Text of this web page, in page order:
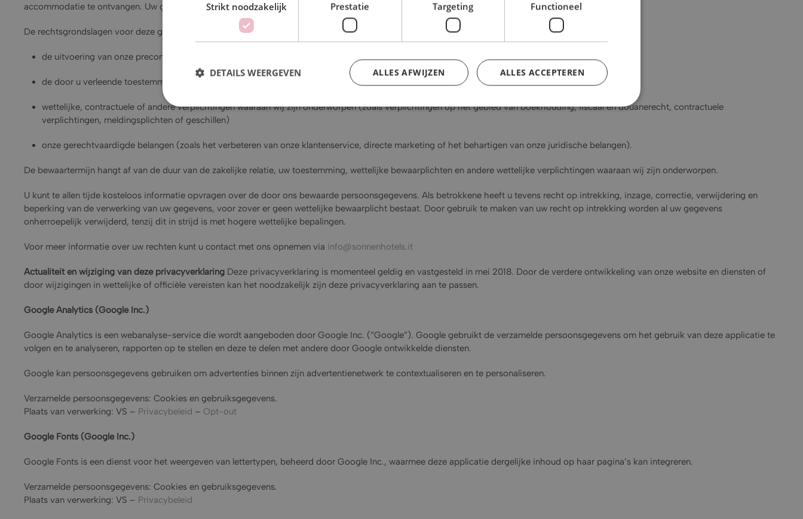
accommodatie te ontvangen. Uw gegevens worden niet gebruikt voor geautomatiseerde besluitvorming, inclusief profilering.
De rechtsgrondslagen voor deze gegevensverwerkingen zijn:
de uitvoering van onze precontractuele en contractuele verplichtingen jegens u
de door u verleende toestemming
wettelijke, contractuele of andere verplichtingen waaraan wij zijn onderworpen (zoals verplichtingen op het gebied van boekhouding, fiscaal en douanerecht, contractuele
verplichtingen, meldingsplichten of geschillen)
onze gerechtvaardigde belangen (zoals het verbeteren van onze klantenservice, directe marketing of het behartigen van onze juridische belangen).
De bewaartermijn hangt af van de duur van de zakelijke relatie, uw toestemming, wettelijke bewaarplichten en andere wettelijke verplichtingen waaraan wij zijn onderworpen.
U kunt te allen tijde kosteloos informatie opvragen over de door ons bewaarde persoonsgegevens. Als betrokkene heeft u tevens recht op intrekking, inzage, correctie, verwijdering en
beperking van de verwerking van uw gegevens, voor zover er geen wettelijke bewaarplicht bestaat. Door gebruik te maken van uw recht op intrekking worden al uw gegevens
onherroepelijk verwijderd, tenzij dit in strijd is met hogere wettelijke bepalingen.
Voor meer informatie over uw rechten kunt u contact met ons opnemen via info@sonnenhotels.it
Actualiteit en wijziging van deze privacyverklaring Deze privacyverklaring is momenteel geldig en vastgesteld in mei 2018. Door de verdere ontwikkeling van onze website en diensten of
door wijzigingen in wettelijke of officiële vereisten kan het noodzakelijk zijn deze privacyverklaring aan te passen.
Google Analytics (Google Inc.)
Google Analytics is een webanalyse-service die wordt aangeboden door Google Inc. (“Google”). Google gebruikt de verzamelde persoonsgegevens om het gebruik van deze applicatie te
volgen en te analyseren, rapporten op te stellen en deze te delen met andere door Google ontwikkelde diensten.
Google kan persoonsgegevens gebruiken om advertenties binnen zijn advertentienetwerk te contextualiseren en te personaliseren.
Verzamelde persoonsgegevens: Cookies en gebruiksgegevens.
Plaats van verwerking: VS – Privacybeleid – Opt-out
Google Fonts (Google Inc.)
Google Fonts is een dienst voor het weergeven van lettertypen, beheerd door Google Inc., waarmee deze applicatie dergelijke inhoud op haar pagina’s kan integreren.
Verzamelde persoonsgegevens: Cookies en gebruiksgegevens.
Plaats van verwerking: VS – Privacybeleid
Strikt noodzakelijk Prestatie Targeting Functioneel
ALLES ACCEPTEREN
ALLES AFWIJZEN
DETAILS WEERGEVEN